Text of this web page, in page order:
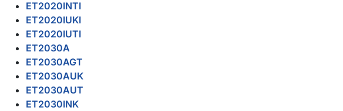
ET2020INTI
ET2020IUKI
ET2020IUTI
ET2030A
ET2030AGT
ET2030AUK
ET2030AUT
ET2030INK